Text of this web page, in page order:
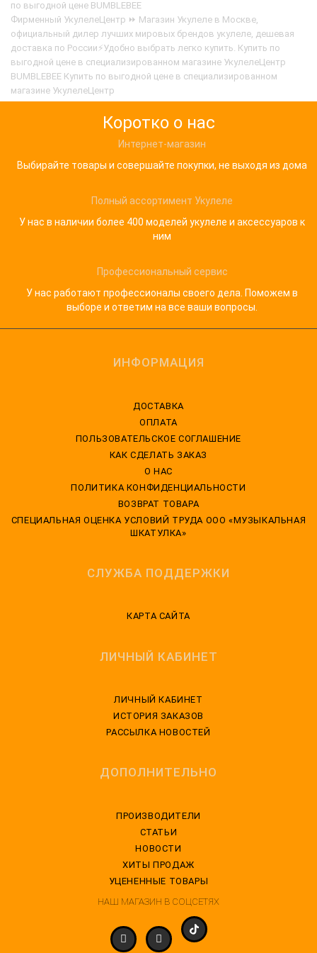
педагога. Необычная форма корпуса, уникальная
го..
по выгодной цене BUMBLEBEE
Фирменный УкулелеЦентр ⏩ Магазин Укулеле в Москве,
официальный дилер лучших мировых брендов укулеле, дешевая
доставка по России⚡Удобно выбрать легко купить. Купить по
выгодной цене в специализированном магазине УкулелеЦентр
BUMBLEBEE Купить по выгодной цене в специализированном
магазине УкулелеЦентр
Коротко о нас
Интернет-магазин
Выбирайте товары и совершайте покупки, не выходя из дома
Полный ассортимент Укулеле
У нас в наличии более 400 моделей укулеле и аксессуаров к
ним
Профессиональный сервис
У нас работают профессионалы своего дела. Поможем в
выборе и ответим на все ваши вопросы.
ИНФОРМАЦИЯ
ДОСТАВКА
ОПЛАТА
ПОЛЬЗОВАТЕЛЬСКОЕ СОГЛАШЕНИЕ
КАК СДЕЛАТЬ ЗАКАЗ
О НАС
ПОЛИТИКА КОНФИДЕНЦИАЛЬНОСТИ
ВОЗВРАТ ТОВАРА
CПЕЦИАЛЬНАЯ ОЦЕНКА УСЛОВИЙ ТРУДА ООО «МУЗЫКАЛЬНАЯ
ШКАТУЛКА»
СЛУЖБА ПОДДЕРЖКИ
КАРТА САЙТА
ЛИЧНЫЙ КАБИНЕТ
ЛИЧНЫЙ КАБИНЕТ
ИСТОРИЯ ЗАКАЗОВ
РАССЫЛКА НОВОСТЕЙ
ДОПОЛНИТЕЛЬНО
ПРОИЗВОДИТЕЛИ
СТАТЬИ
НОВОСТИ
ХИТЫ ПРОДАЖ
УЦЕНЕННЫЕ ТОВАРЫ
НАШ МАГАЗИН В СОЦСЕТЯХ